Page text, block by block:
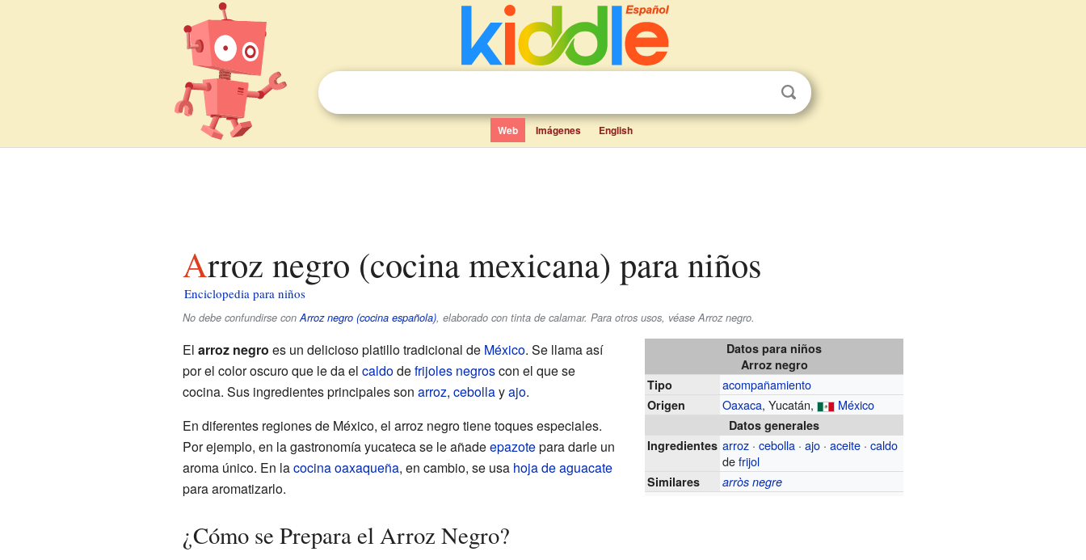
Web Imágenes English
Arroz negro (cocina mexicana) para niños
Enciclopedia para niños
No debe confundirse conArroz negro (cocina española), elaborado con tinta de calamar. Para otros usos, véase Arroz negro.
Datos para niños
Arroz negro
Tipo
acompañamiento
Origen Oaxaca, Yucatán, México
Datos generales
Ingredientes arroz ·cebolla ·ajo ·aceite ·caldo
defrijol
Similares arròs negre
El arroz negro es un delicioso platillo tradicional de México. Se llama así
por el color oscuro que le da el caldodefrijoles negroscon el que se
cocina. Sus ingredientes principales son arroz, cebollayajo.
En diferentes regiones de México, el arroz negro tiene toques especiales.
Por ejemplo, en la gastronomía yucateca se le añadeepazotepara darle un
aroma único. En lacocina oaxaqueña, en cambio, se usa hoja de aguacate
para aromatizarlo.
¿Cómo se Prepara el Arroz Negro?